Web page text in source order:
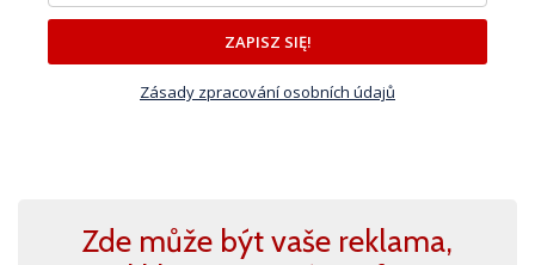
ZAPISZ SIĘ!
Zásady zpracování osobních údajů
Zde může být vaše reklama,